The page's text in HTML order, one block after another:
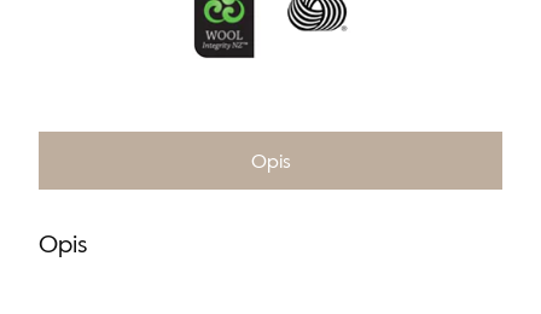
Opis
Opis